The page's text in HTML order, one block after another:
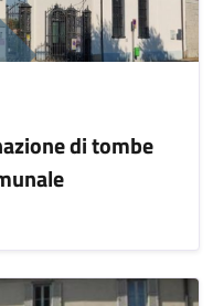
di tombe